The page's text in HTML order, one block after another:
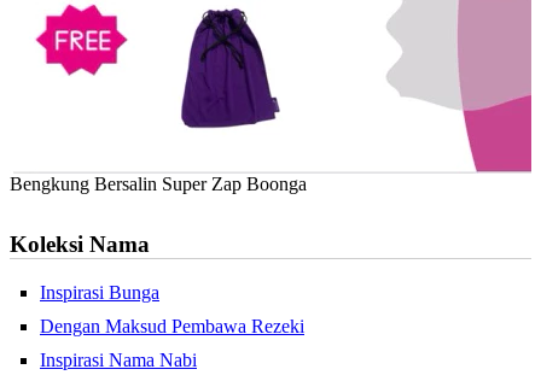
Bengkung Bersalin Super Zap Boonga
Koleksi Nama
Inspirasi Bunga
Dengan Maksud Pembawa Rezeki
Inspirasi Nama Nabi